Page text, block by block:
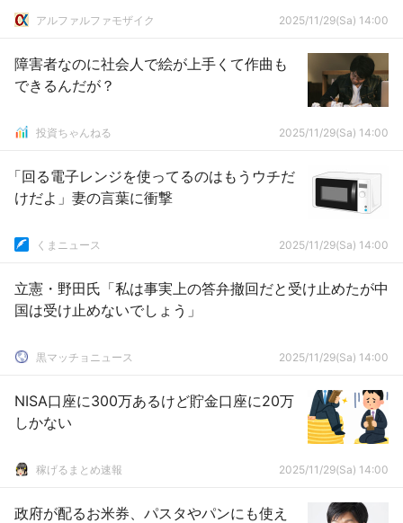
アルファルファモザイク 2025/11/29(Sa) 14:00
障害者なのに社会人で絵が上手くて作曲も
できるんだが？
投資ちゃんねる 2025/11/29(Sa) 14:00
「回る電子レンジを使ってるのはもうウチだ
けだよ」妻の言葉に衝撃
くまニュース 2025/11/29(Sa) 14:00
立憲・野田氏「私は事実上の答弁撤回だと受け止めたが中
国は受け止めないでしょう」
黒マッチョニュース 2025/11/29(Sa) 14:00
NISA口座に300万あるけど貯金口座に20万
しかない
稼げるまとめ速報 2025/11/29(Sa) 14:00
政府が配るお米券、パスタやパンにも使え